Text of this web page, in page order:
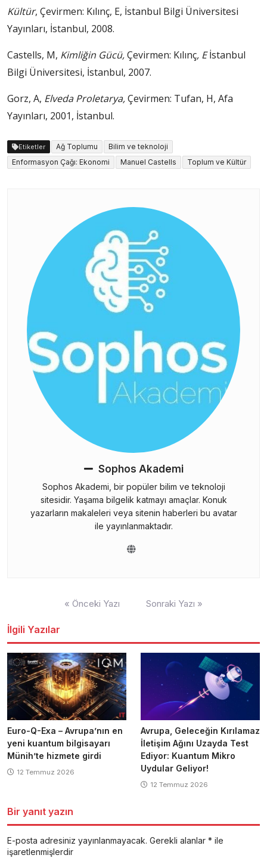
Kültür, Çevirmen: Kılınç, E, İstanbul Bilgi Üniversitesi
Yayınları, İstanbul, 2008.
Castells, M, Kimliğin Gücü,Çevirmen: Kılınç, Eİstanbul
Bilgi Üniversitesi, İstanbul, 2007.
Gorz, A, Elveda Proletarya,Çevirmen: Tufan, H, Afa
Yayınları, 2001, İstanbul.
Etiketler Ağ Toplumu
Bilim ve teknoloji
Enformasyon Çağı: Ekonomi
Manuel Castells Toplum ve Kültür
Sophos Akademi
Sophos Akademi, bir popüler bilim ve teknoloji
sitesidir. Yaşama bilgelik katmayı amaçlar. Konuk
yazarların makaleleri veya sitenin haberleri bu avatar
ile yayınlanmaktadır.
« Önceki Yazı Sonraki Yazı »
İlgili Yazılar
Euro-Q-Exa – Avrupa’nın en
yeni kuantum bilgisayarı
Münih’te hizmete girdi
12 Temmuz 2026
Avrupa, Geleceğin Kırılamaz
İletişim Ağını Uzayda Test
Ediyor: Kuantum Mikro
Uydular Geliyor!
12 Temmuz 2026
Bir yanıt yazın
E-posta adresiniz yayınlanmayacak. Gerekli alanlar * ile
işaretlenmişlerdir